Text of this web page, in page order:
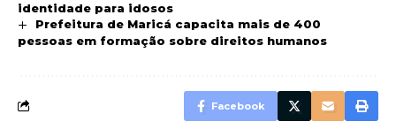
identidade para idosos
Prefeitura de Maricá capacita mais de 400
pessoas em formação sobre direitos humanos
Facebook